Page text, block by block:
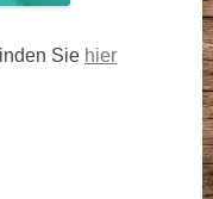
Sie hier